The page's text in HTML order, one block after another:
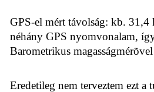
GPS-el mért távolság: kb.
néhány GPS nyomvonalam,
Barometrikus
Eredetileg nem terveztem ezt